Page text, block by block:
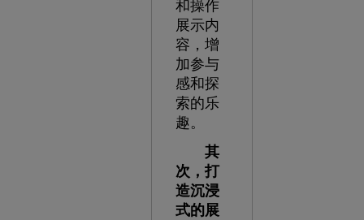
和操作
展示内
容，增
加参与
感和探
索的乐
趣。
其
次，打
造沉浸
式的展